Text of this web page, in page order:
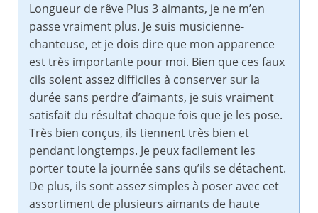
Longueur de rêve Plus 3 aimants, je ne m’en
passe vraiment plus. Je suis musicienne-
chanteuse, et je dois dire que mon apparence
est très importante pour moi. Bien que ces faux
cils soient assez difficiles à conserver sur la
durée sans perdre d’aimants, je suis vraiment
satisfait du résultat chaque fois que je les pose.
Très bien conçus, ils tiennent très bien et
pendant longtemps. Je peux facilement les
porter toute la journée sans qu’ils se détachent.
De plus, ils sont assez simples à poser avec cet
assortiment de plusieurs aimants de haute